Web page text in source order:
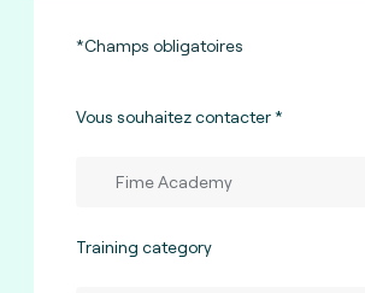
*Champs obligatoires
Vous souhaitez contacter
Training category